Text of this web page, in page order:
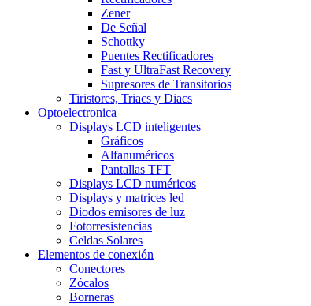
Zener
De Señal
Schottky
Puentes Rectificadores
Fast y UltraFast Recovery
Supresores de Transitorios
Tiristores, Triacs y Diacs
Optoelectronica
Displays LCD inteligentes
Gráficos
Alfanuméricos
Pantallas TFT
Displays LCD numéricos
Displays y matrices led
Diodos emisores de luz
Fotorresistencias
Celdas Solares
Elementos de conexión
Conectores
Zócalos
Borneras